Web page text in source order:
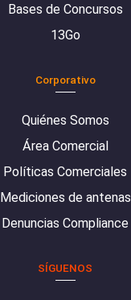
Bases de Concursos
13Go
Corporativo
Quiénes Somos
Área Comercial
Políticas Comerciales
Mediciones de antenas
Denuncias Compliance
SÍGUENOS